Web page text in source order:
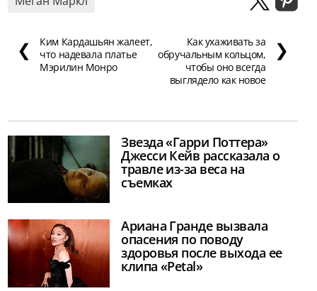
❮
Ким Кардашьян жалеет,
что надевала платье
Мэрилин Монро
Как ухаживать за
обручальным кольцом,
чтобы оно всегда
выглядело как новое
❯
Звезда «Гарри Поттера»
Джесси Кейв рассказала о
травле из-за веса на
съемках
Ариана Гранде вызвала
опасения по поводу
здоровья после выхода ее
клипа «Petal»